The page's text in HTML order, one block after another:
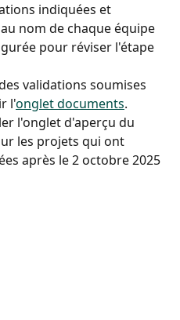
indiquées et
nom de chaque équipe
pour réviser l'étape
validations soumises
l'onglet documents.
l'onglet d'aperçu du
les projets qui ont
après le 2 octobre 2025